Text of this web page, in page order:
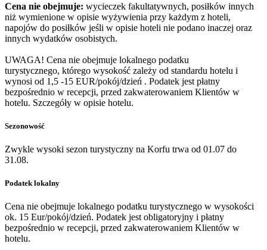
Cena nie obejmuje: wycieczek fakultatywnych, posiłków innych
niż wymienione w opisie wyżywienia przy każdym z hoteli,
napojów do posiłków jeśli w opisie hoteli nie podano inaczej oraz
innych wydatków osobistych.
UWAGA! Cena nie obejmuje lokalnego podatku
turystycznego, którego wysokość zależy od standardu hotelu i
wynosi od 1,5 -15 EUR/pokój/dzień . Podatek jest płatny
bezpośrednio w recepcji, przed zakwaterowaniem Klientów w
hotelu. Szczegóły w opisie hotelu.
Sezonowość
Zwykle wysoki sezon turystyczny na Korfu trwa od 01.07 do
31.08.
Podatek lokalny
Cena nie obejmuje lokalnego podatku turystycznego w wysokości
ok. 15 Eur/pokój/dzień. Podatek jest obligatoryjny i płatny
bezpośrednio w recepcji, przed zakwaterowaniem Klientów w
hotelu.